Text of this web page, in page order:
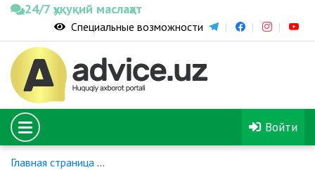
24/7 ҳуқуқий маслаҳат
Специальные возможности
Войти
Главная страница